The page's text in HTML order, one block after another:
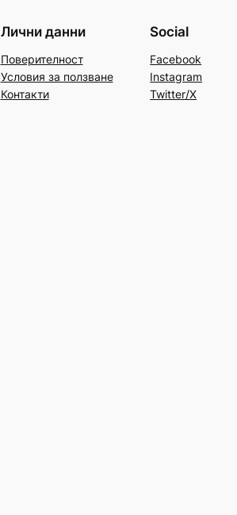
Лични данни
Поверителност
Условия за ползване
Контакти
Social
Facebook
Instagram
Twitter/X